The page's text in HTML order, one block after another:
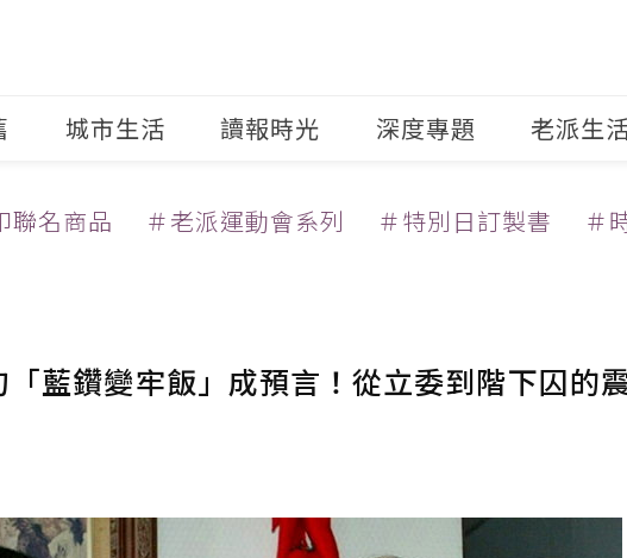
城市生活 讀報時光 深度專題 老派生
聯名商品 ＃老派運動會系列 ＃特別日訂製書 ＃
藍鑽變牢飯」成預言！從立委到階下囚的